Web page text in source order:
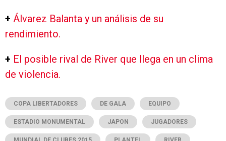
+ Álvarez Balanta y un análisis de su
rendimiento.
+ El posible rival de River que llega en un clima
de violencia.
COPA LIBERTADORES DE GALA EQUIPO
ESTADIO MONUMENTAL JAPON JUGADORES